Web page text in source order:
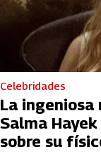
Celebridades
La ingeniosa
Salma
sobre su